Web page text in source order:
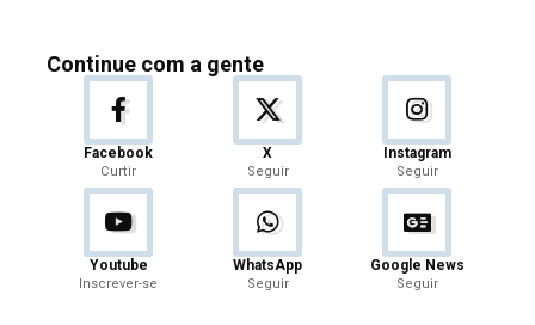
Continue com a gente
Facebook
Curtir
X
Seguir
Instagram
Seguir
Youtube
Inscrever-se
WhatsApp
Seguir
Google News
Seguir